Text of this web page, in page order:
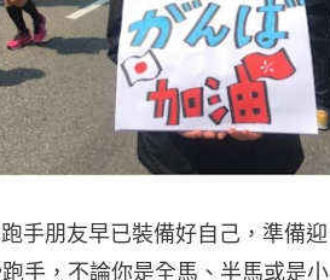
手朋友早已裝備好自己，準備迎
手，不論你是全馬、半馬或是小